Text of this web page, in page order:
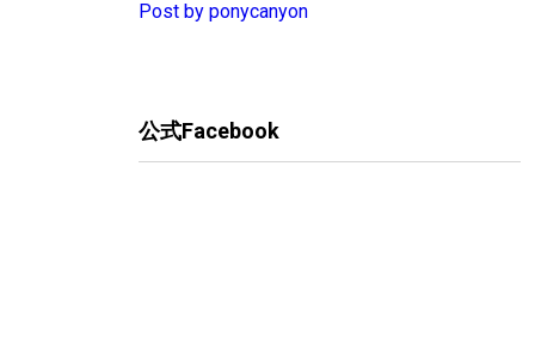
Post by ponycanyon
公式Facebook